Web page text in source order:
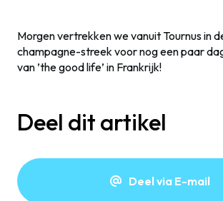
Morgen vertrekken we vanuit Tournus in
champagne-streek voor nog een paar
van ’the good life’ in Frankrijk!
Deel dit artikel
Deel via E-mail